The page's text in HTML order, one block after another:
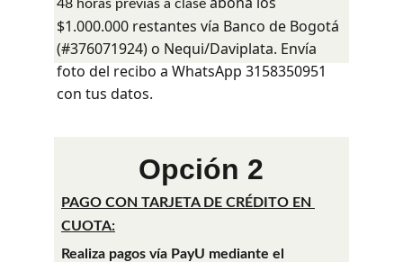
48 horas previas a clase
$1.000.000 restantes vía Banco de Bogotá
(#376071924) o Nequi/Daviplata. Envía
foto del recibo a WhatsApp 3158350951
con tus datos.
PAGO CON TARJETA DE CRÉDITO EN
CUOTA:
Realiza pagos vía PayU mediante el
Opción 2